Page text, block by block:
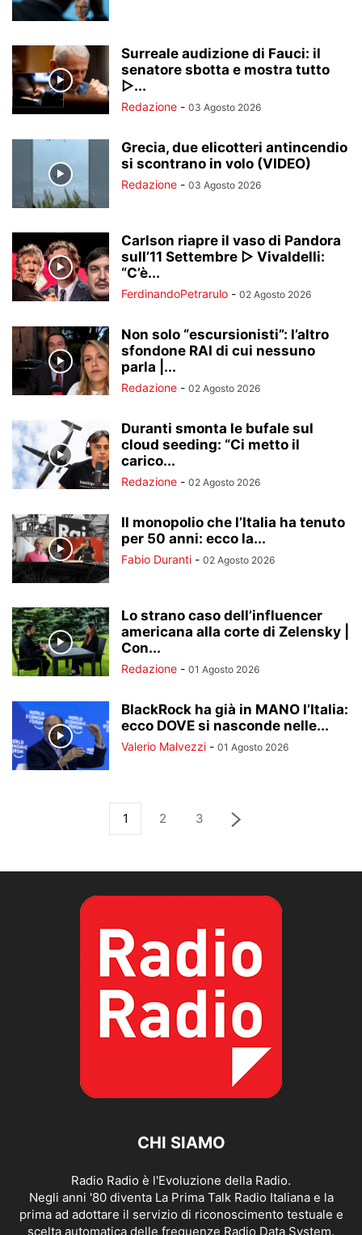
Surreale audizione di Fauci: il
senatore sbotta e mostra tutto
▷...
Redazione - 03 Agosto 2026
Grecia, due elicotteri antincendio
si scontrano in volo (VIDEO)
Redazione - 03 Agosto 2026
Carlson riapre il vaso di Pandora
sull’11 Settembre ▷ Vivaldelli:
“C’è...
FerdinandoPetrarulo - 02 Agosto 2026
Non solo “escursionisti”: l’altro
sfondone RAI di cui nessuno
parla |...
Redazione - 02 Agosto 2026
Duranti smonta le bufale sul
cloud seeding: “Ci metto il
carico...
Redazione - 02 Agosto 2026
Il monopolio che l’Italia ha tenuto
per 50 anni: ecco la...
Fabio Duranti - 02 Agosto 2026
Lo strano caso dell’influencer
americana alla corte di Zelensky |
Con...
Redazione - 01 Agosto 2026
BlackRock ha già in MANO l’Italia:
ecco DOVE si nasconde nelle...
Valerio Malvezzi - 01 Agosto 2026
1 2 3
CHI SIAMO
Radio Radio è l'Evoluzione della Radio.
Negli anni '80 diventa La Prima Talk Radio Italiana e la
prima ad adottare il servizio di riconoscimento testuale e
scelta automatica delle frequenze Radio Data System.